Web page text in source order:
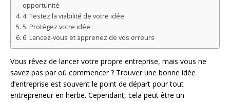
opportunité
4. Testez la viabilité de votre idée
5. Protégez votre idée
6. Lancez-vous et apprenez de vos erreurs
Vous rêvez de lancer votre propre entreprise, mais vous ne
savez pas par où commencer ? Trouver une bonne idée
d’entreprise est souvent le point de départ pour tout
entrepreneur en herbe. Cependant, cela peut être un